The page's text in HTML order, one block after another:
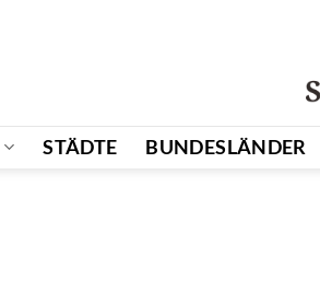
STÄDTE BUNDESLÄNDER